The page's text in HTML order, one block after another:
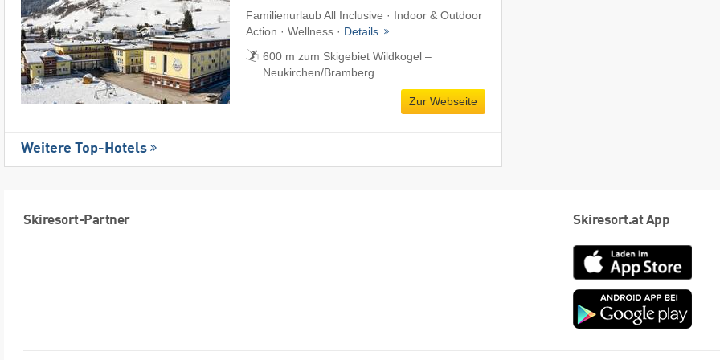
Familienurlaub All Inclusive · Indoor & Outdoor
Action · Wellness · Details
600 m zum Skigebiet Wildkogel –
Neukirchen/​Bramberg
Zur Webseite
Weitere Top-Hotels
Skiresort-Partner Skiresort.at App
App
Store